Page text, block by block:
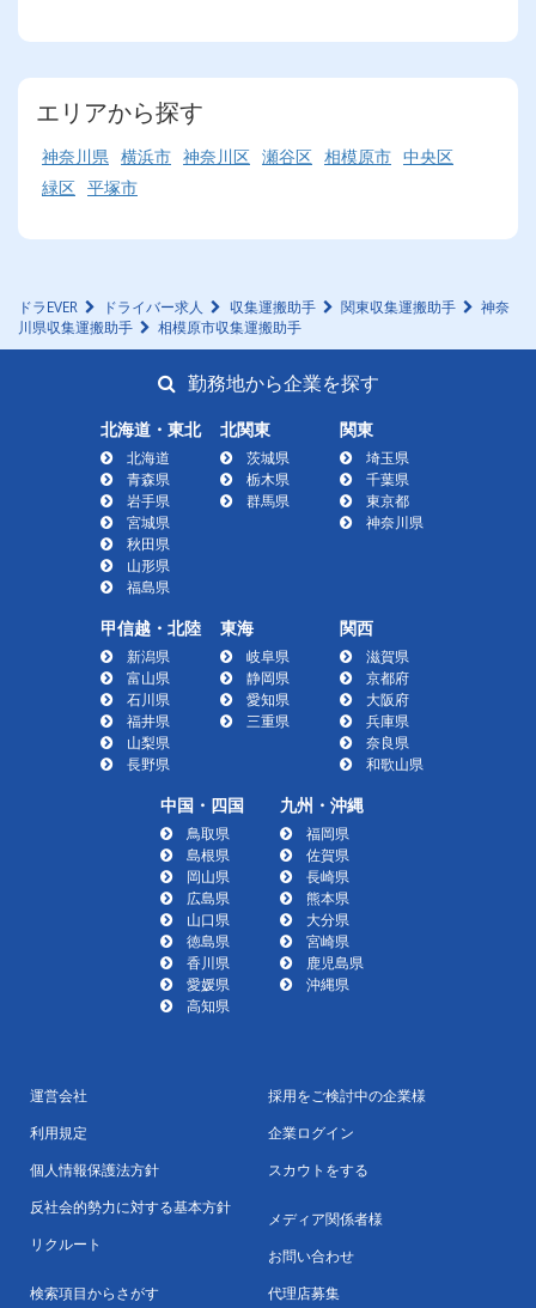
エリアから探す
神奈川県 横浜市 神奈川区 瀬谷区 相模原市 中央区
緑区 平塚市
ドラEVER ドライバー求人 収集運搬助手 関東収集運搬助手
神奈
川県収集運搬助手
相模原市収集運搬助手
勤務地から企業を探す
北海道・東北
北海道
青森県
岩手県
宮城県
秋田県
山形県
福島県
北関東
茨城県
栃木県
群馬県
関東
埼玉県
千葉県
東京都
神奈川県
甲信越・北陸
新潟県
富山県
石川県
福井県
山梨県
長野県
東海
岐阜県
静岡県
愛知県
三重県
関西
滋賀県
京都府
大阪府
兵庫県
奈良県
和歌山県
中国・四国
鳥取県
島根県
岡山県
広島県
山口県
徳島県
香川県
愛媛県
高知県
九州・沖縄
福岡県
佐賀県
長崎県
熊本県
大分県
宮崎県
鹿児島県
沖縄県
運営会社
利用規定
個人情報保護法方針
反社会的勢力に対する基本方針
リクルート
検索項目からさがす
採用をご検討中の企業様
企業ログイン
スカウトをする
メディア関係者様
お問い合わせ
代理店募集